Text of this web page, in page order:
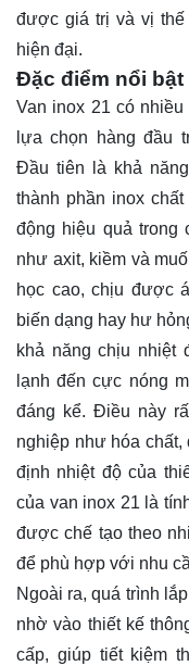
được giá trị và vị thế
hiện đại.
Đặc điểm nổi
Van inox 21 có
lựa chọn hàng đầu
Đầu tiên là khả
thành phần inox
động hiệu quả trong
như axit, kiềm và
học cao, chịu được
biến dạng hay hư
khả năng chịu nhiệt
lạnh đến cực nóng
đáng kể. Điều này
nghiệp như hóa
định nhiệt độ của
của van inox 21 là
được chế tạo theo
để phù hợp với nhu
Ngoài ra, quá trình
nhờ vào thiết kế
cấp, giúp tiết kiệm